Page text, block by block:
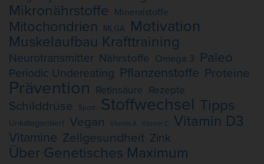
Mikronährstoffe Mineralstoffe
Mitochondrien MLGA Motivation
Muskelaufbau Krafttraining
Neurotransmitter Nährstoffe Omega 3 Paleo
Periodic Undereating Pflanzenstoffe Proteine
Prävention Retinsäure Rezepte
Schilddrüse Sport Stoffwechsel Tipps
Unkategorisiert Vegan Vitamin A Vitamin C Vitamin D3
Vitamine Zellgesundheit Zink
Über Genetisches Maximum